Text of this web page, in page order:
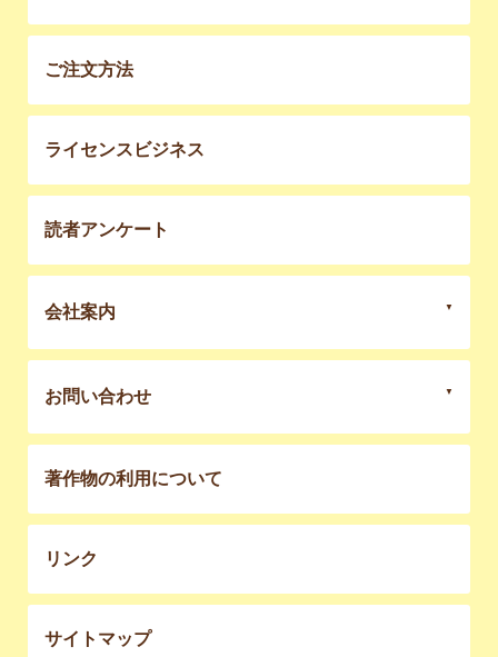
ご注文方法
ライセンスビジネス
読者アンケート
会社案内
お問い合わせ
著作物の利用について
リンク
サイトマップ